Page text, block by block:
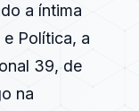
a íntima
Política, a
39, de
na